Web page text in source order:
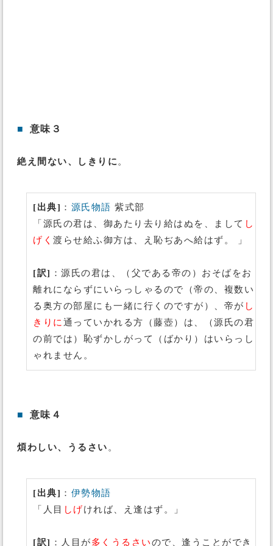
■ 意味３
絶え間ない、しきりに 。
[出典] ： 源氏物語 紫式部
「源氏の君は、御あたり去り給はぬを、まして し
げく 渡らせ給ふ御方は、え恥ぢあへ給はず。 」
[訳] ：源氏の君は、（父である帝の）おそばをお
離れにならずにいらっしゃるので（帝の、複数い
る奥方の部屋にも一緒に行くのですが）、帝が し
きりに 通っていかれる方（藤壺）は、（源氏の君
の前では）恥ずかしがって（ばかり）はいらっし
ゃれません。
■ 意味４
煩わしい、うるさい 。
[出典] ： 伊勢物語
「人目 しげければ、え逢はず。」
[訳] ：人目が多くうるさいので、逢うことができ